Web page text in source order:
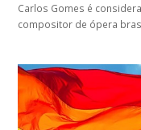
Carlos Gomes é
compositor de ópera